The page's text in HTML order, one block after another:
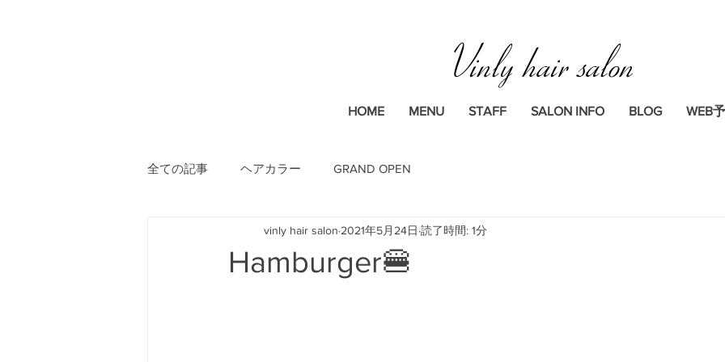
Vinly hair salon
HOME MENU STAFF SALON INFO BLOG WEB
全ての記事 ヘアカラー GRAND OPEN
Hamburger🍔
vinly hair salon 2021年5月24日 読了時間: 1分